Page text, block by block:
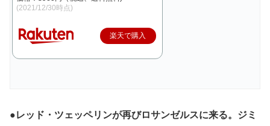
(2021/12/30時点)
楽天で購入
●レッド・ツェッペリンが再びロサンゼルスに来る。ジミ